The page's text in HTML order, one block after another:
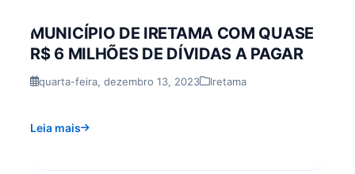
MUNICÍPIO DE IRETAMA COM QUASE
R$ 6 MILHÕES DE DÍVIDAS A PAGAR
quarta-feira, dezembro 13, 2023 Iretama
Leia mais